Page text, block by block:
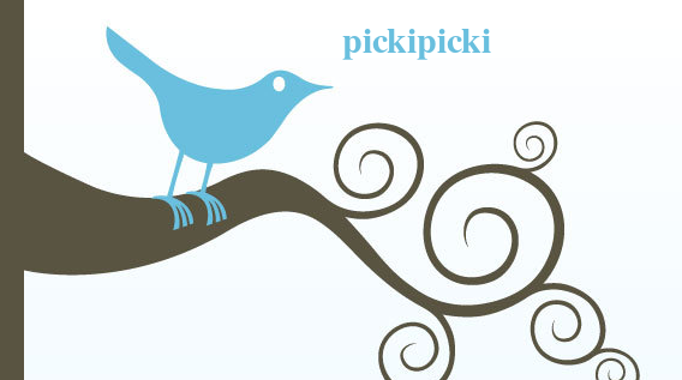
pickipicki